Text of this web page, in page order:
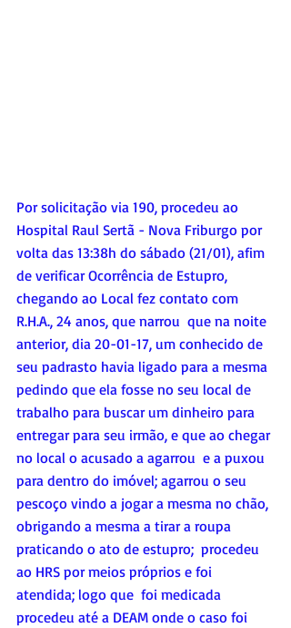
Por solicitação via 190, procedeu ao
Hospital Raul Sertã - Nova Friburgo por
volta das 13:38h do sábado (21/01), afim
de verificar Ocorrência de Estupro,
chegando ao Local fez contato com
R.H.A., 24 anos, que narrou  que na noite
anterior, dia 20-01-17, um conhecido de
seu padrasto havia ligado para a mesma
pedindo que ela fosse no seu local de
trabalho para buscar um dinheiro para
entregar para seu irmão, e que ao chegar
no local o acusado a agarrou  e a puxou
para dentro do imóvel; agarrou o seu
pescoço vindo a jogar a mesma no chão,
obrigando a mesma a tirar a roupa
praticando o ato de estupro;  procedeu
ao HRS por meios próprios e foi
atendida; logo que  foi medicada
procedeu até a DEAM onde o caso foi